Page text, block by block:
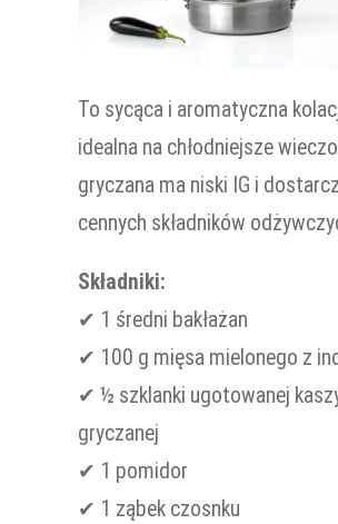
To sycąca i aromatyczna
idealna na chłodniejsze
gryczana ma niski IG i
cennych składników
Składniki:
✔ 1 średni bakłażan
✔ 100 g mięsa mielonego z
✔ ½ szklanki ugotowanej
gryczanej
✔ 1 pomidor
✔ 1 ząbek czosnku